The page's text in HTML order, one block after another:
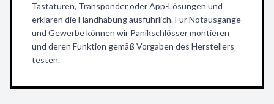
Tastaturen, Transponder oder App-Lösungen und
erklären die Handhabung ausführlich. Für Notausgänge
und Gewerbe können wir Panikschlösser montieren
und deren Funktion gemäß Vorgaben des Herstellers
testen.